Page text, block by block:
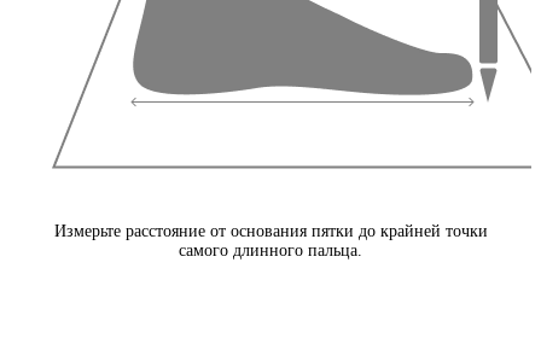
Измерьте расстояние от основания пятки до крайней точки
самого длинного пальца.